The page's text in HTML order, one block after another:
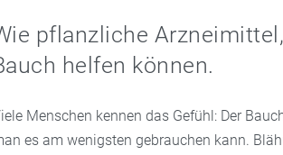
pflanzliche
helfen können.
Menschen kennen das Gefühl: Der
es am wenigsten gebrauchen kann.